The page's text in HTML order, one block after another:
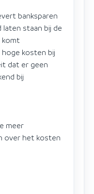
banksparen
laten staan bij de
komt
kosten bij
dat er geen
bij
meer
over het kosten